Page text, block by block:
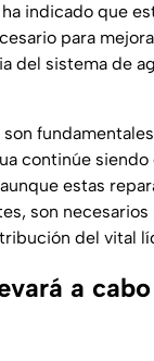
ha indicado que
para
del sistema de
continúe
estas
son necesarios
del vital
a